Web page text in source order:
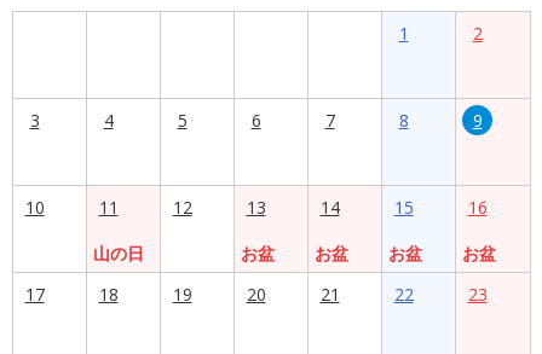
1 2
3 4 5 6 7 8 9
10
11
山の日
12
13
お盆
14
お盆
15
お盆
16
お盆
17
18 19 20 21 22 23